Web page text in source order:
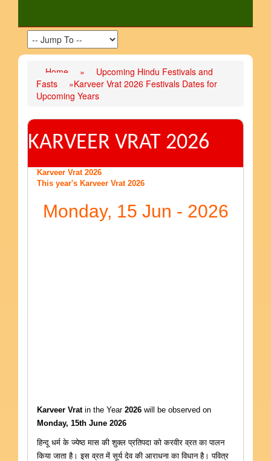
Home »
Upcoming Hindu Festivals and
Fasts
»Karveer Vrat 2026 Festivals Dates for
Upcoming Years
KARVEER VRAT 2026
Karveer Vrat 2026
This year's Karveer Vrat 2026
Monday, 15 Jun - 2026
Karveer Vratin the Year 2026 will be observed on
Monday, 15th June 2026
हिन्दू धर्म के ज्येष्ठ मास की शुक्ल प्रतिपदा को करवीर व्रत का पालन
किया जाता है। इस व्रत में सूर्य देव की आराधना का विधान है। पवित्र